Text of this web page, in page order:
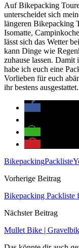
Auf Bikepacking
unterscheidet sich
längeren Bikepacking
Isomatte,
lässt sich das Wetter
kann Dinge wie
zuhause lassen. Damit
habe ich euch eine
Vorlieben für euch
ihr bestens ausgestattet.
BikepackingPackliste
Vorherige Beitrag
Bikepacking Packliste
Nächster Beitrag
Mullet Bike |